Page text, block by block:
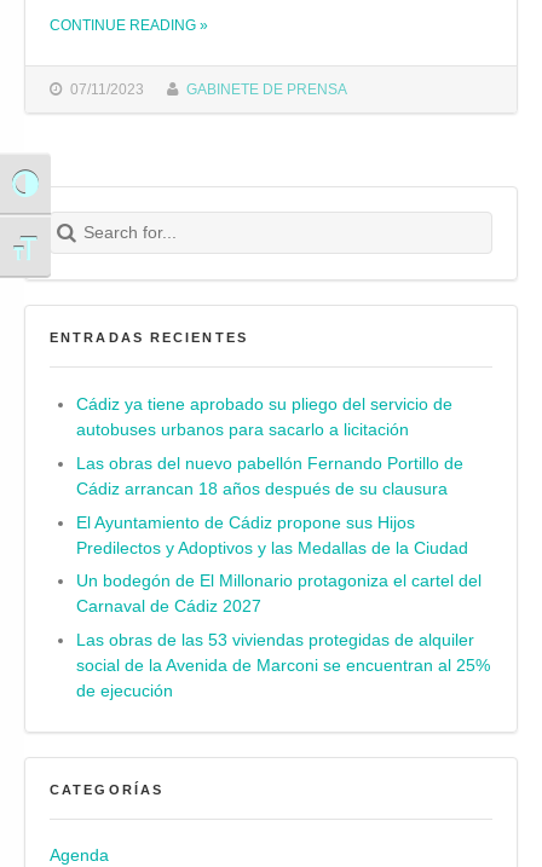
Alternar alto contraste
Alternar tamaño de letra
07/11/2023 GABINETE DE PRENSA
CONTINUE READING THE "LA POLICÍA LOCAL INICIA UNA CAMPAÑA PARA CONTROLAR LAS DISTRACCIONES AL VOLANTE"
»
Search for:
Buscar
ENTRADAS RECIENTES
Cádiz ya tiene aprobado su pliego del servicio de
autobuses urbanos para sacarlo a licitación
Las obras del nuevo pabellón Fernando Portillo de
Cádiz arrancan 18 años después de su clausura
El Ayuntamiento de Cádiz propone sus Hijos
Predilectos y Adoptivos y las Medallas de la Ciudad
Un bodegón de El Millonario protagoniza el cartel del
Carnaval de Cádiz 2027
Las obras de las 53 viviendas protegidas de alquiler
social de la Avenida de Marconi se encuentran al 25%
de ejecución
CATEGORÍAS
Agenda